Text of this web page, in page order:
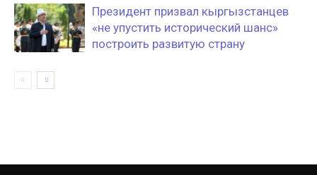
Президент призвал кыргызстанцев
«не упустить исторический шанс»
построить развитую страну